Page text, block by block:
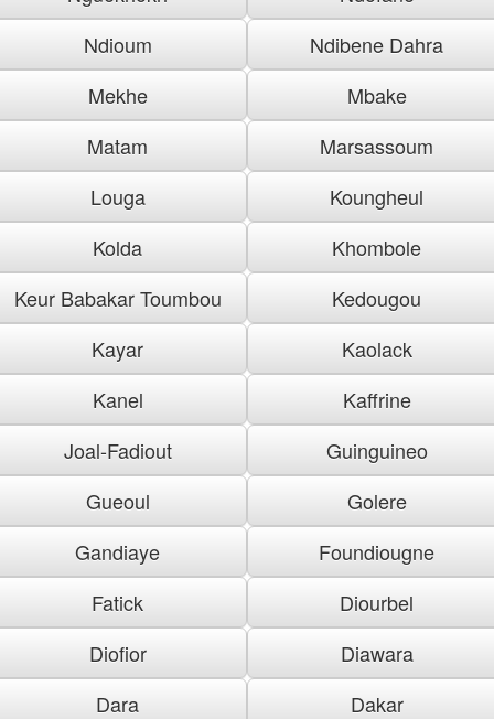
Ndioum
Ndibene Dahra
Mekhe
Mbake
Matam
Marsassoum
Louga
Koungheul
Kolda
Khombole
Keur Babakar Toumbou
Kedougou
Kayar
Kaolack
Kanel
Kaffrine
Joal-Fadiout
Guinguineo
Gueoul
Golere
Gandiaye
Foundiougne
Fatick
Diourbel
Diofior
Diawara
Dara
Dakar